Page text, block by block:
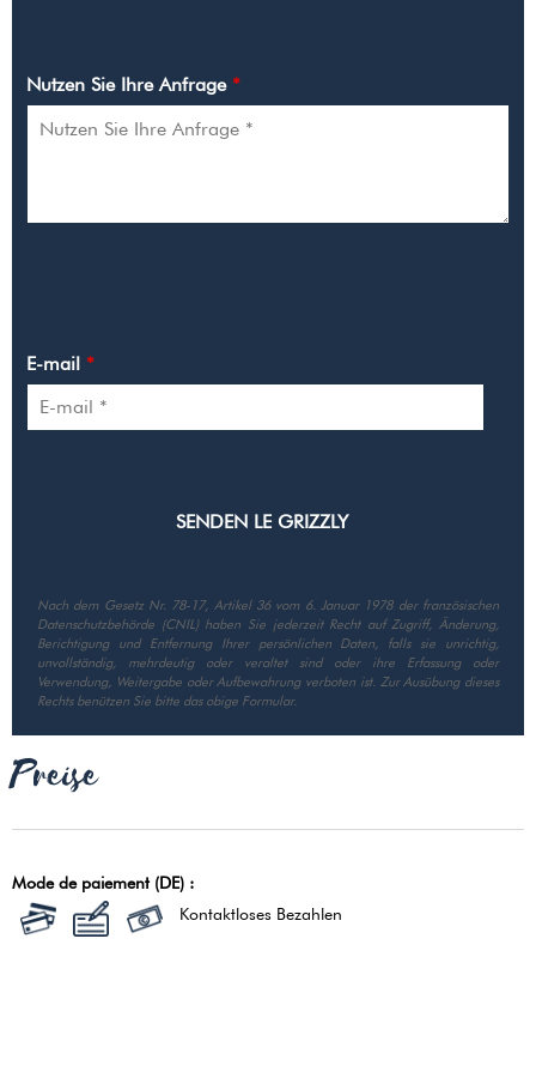
Nutzen Sie Ihre Anfrage *
E-mail *
Nach dem Gesetz Nr. 78-17, Artikel 36 vom 6. Januar 1978 der französischen
Datenschutzbehörde (CNIL) haben Sie jederzeit Recht auf Zugriff, Änderung,
Berichtigung und Entfernung Ihrer persönlichen Daten, falls sie unrichtig,
unvollständig, mehrdeutig oder veraltet sind oder ihre Erfassung oder
Verwendung, Weitergabe oder Aufbewahrung verboten ist. Zur Ausübung dieses
Rechts benützen Sie bitte das obige Formular.
Preise
Mode de paiement (DE) :
Kontaktloses Bezahlen